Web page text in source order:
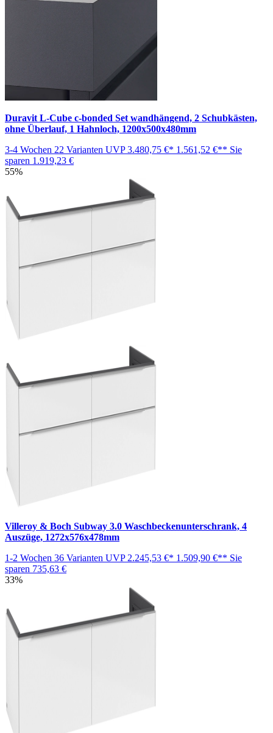
Duravit L-Cube c-bonded Set wandhängend, 2 Schubkästen,
ohne Überlauf, 1 Hahnloch, 1200x500x480mm
3-4 Wochen 22 Varianten UVP3.480,75 €* 1.561,52 €** Sie
sparen 1.919,23 €
55%
Villeroy & Boch Subway 3.0 Waschbeckenunterschrank, 4
Auszüge, 1272x576x478mm
1-2 Wochen 36 Varianten UVP 2.245,53 €* 1.509,90 €** Sie
sparen 735,63 €
33%